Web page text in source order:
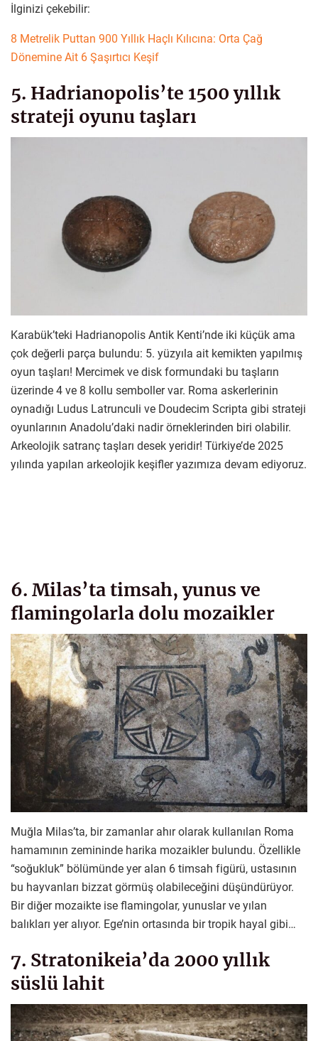
İlginizi çekebilir:
8 Metrelik Puttan 900 Yıllık Haçlı Kılıcına: Orta Çağ
Dönemine Ait 6 Şaşırtıcı Keşif
5. Hadrianopolis’te 1500 yıllık
strateji oyunu taşları
Karabük’teki Hadrianopolis Antik Kenti’nde iki küçük ama
çok değerli parça bulundu: 5. yüzyıla ait kemikten yapılmış
oyun taşları! Mercimek ve disk formundaki bu taşların
üzerinde 4 ve 8 kollu semboller var. Roma askerlerinin
oynadığı Ludus Latrunculi ve Doudecim Scripta gibi strateji
oyunlarının Anadolu’daki nadir örneklerinden biri olabilir.
Arkeolojik satranç taşları desek yeridir! Türkiye’de 2025
yılında yapılan arkeolojik keşifler yazımıza devam ediyoruz.
6. Milas’ta timsah, yunus ve
flamingolarla dolu mozaikler
Muğla Milas’ta, bir zamanlar ahır olarak kullanılan Roma
hamamının zemininde harika mozaikler bulundu. Özellikle
“soğukluk” bölümünde yer alan 6 timsah figürü, ustasının
bu hayvanları bizzat görmüş olabileceğini düşündürüyor.
Bir diğer mozaikte ise flamingolar, yunuslar ve yılan
balıkları yer alıyor. Ege’nin ortasında bir tropik hayal gibi…
7. Stratonikeia’da 2000 yıllık
süslü lahit